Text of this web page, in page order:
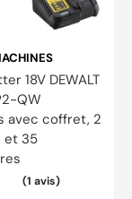
18V DEWALT
QW
avec coffret, 2
et 35